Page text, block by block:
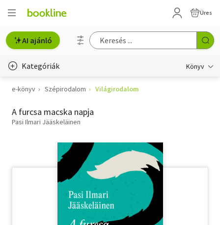
Üres
AI ajánló
Kategóriák Könyv
Életmód, egészség
Erotika
Hobbi, szabadidő
e-könyv Szépirodalom Világirodalom
A furcsa macska napja
Pasi Ilmari Jääskeläinen